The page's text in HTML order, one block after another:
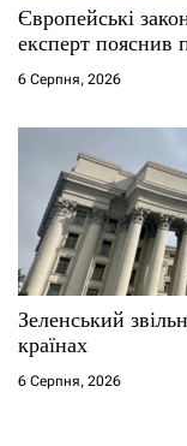
Європейські
експерт пояснив
6 Серпня, 2026
Зеленський
країнах
6 Серпня, 2026